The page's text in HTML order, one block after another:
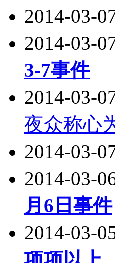
2014-03-
2014-03-
3-7事件
2014-03-
夜众称心
2014-03-
2014-03-
月6日事件
2014-03-